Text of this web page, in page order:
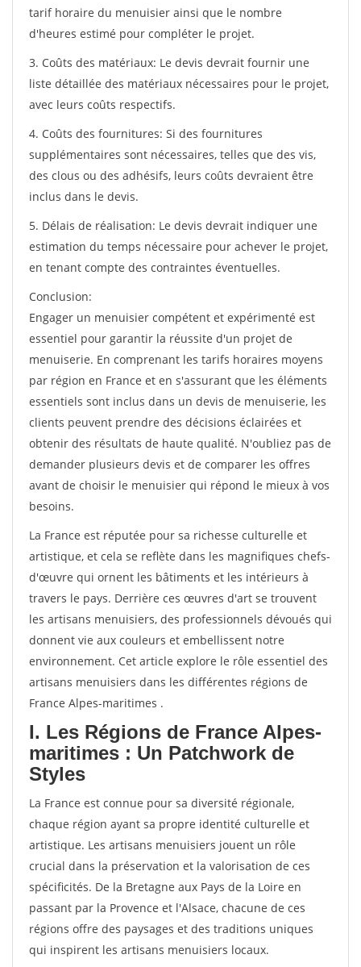
tarif horaire du menuisier ainsi que le nombre
d'heures estimé pour compléter le projet.
3. Coûts des matériaux: Le devis devrait fournir une
liste détaillée des matériaux nécessaires pour le projet,
avec leurs coûts respectifs.
4. Coûts des fournitures: Si des fournitures
supplémentaires sont nécessaires, telles que des vis,
des clous ou des adhésifs, leurs coûts devraient être
inclus dans le devis.
5. Délais de réalisation: Le devis devrait indiquer une
estimation du temps nécessaire pour achever le projet,
en tenant compte des contraintes éventuelles.
Conclusion:
Engager un menuisier compétent et expérimenté est
essentiel pour garantir la réussite d'un projet de
menuiserie. En comprenant les tarifs horaires moyens
par région en France et en s'assurant que les éléments
essentiels sont inclus dans un devis de menuiserie, les
clients peuvent prendre des décisions éclairées et
obtenir des résultats de haute qualité. N'oubliez pas de
demander plusieurs devis et de comparer les offres
avant de choisir le menuisier qui répond le mieux à vos
besoins.
La France est réputée pour sa richesse culturelle et
artistique, et cela se reflète dans les magnifiques chefs-
d'œuvre qui ornent les bâtiments et les intérieurs à
travers le pays. Derrière ces œuvres d'art se trouvent
les artisans menuisiers, des professionnels dévoués qui
donnent vie aux couleurs et embellissent notre
environnement. Cet article explore le rôle essentiel des
artisans menuisiers dans les différentes régions de
France Alpes-maritimes .
I. Les Régions de France Alpes-
maritimes : Un Patchwork de
Styles
La France est connue pour sa diversité régionale,
chaque région ayant sa propre identité culturelle et
artistique. Les artisans menuisiers jouent un rôle
crucial dans la préservation et la valorisation de ces
spécificités. De la Bretagne aux Pays de la Loire en
passant par la Provence et l'Alsace, chacune de ces
régions offre des paysages et des traditions uniques
qui inspirent les artisans menuisiers locaux.